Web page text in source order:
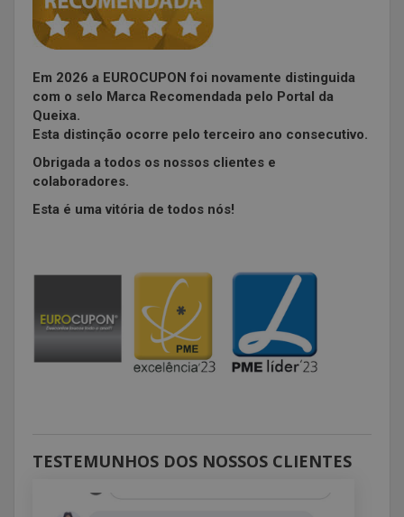
Em 2026 a EUROCUPON foi novamente distinguida
com o selo Marca Recomendada pelo Portal da
Queixa.
Esta distinção ocorre pelo terceiro ano consecutivo.
Obrigada a todos os nossos clientes e
colaboradores.
Esta é uma vitória de todos nós!
TESTEMUNHOS DOS NOSSOS CLIENTES